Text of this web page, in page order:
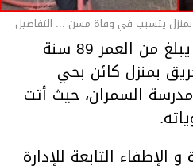
بمنزل يتسبب في وفاة مسن ... التفاصيل
توفي يوم أمس مسن يبلغ من العمر 89 سنة
بمنزل كائن بحي
مدرسة السمران، حيث أتت
التابعة للإدارة